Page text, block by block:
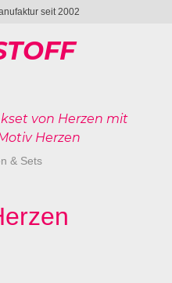
seit 2002
& Sets